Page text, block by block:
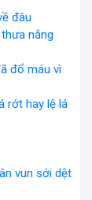
đâu
nắng
đổ máu vì
rớt hay lệ lá
vun sới dệt